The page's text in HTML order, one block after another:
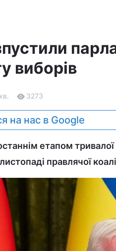
виборів
3273
на нас в Google
етапом тривалої
правлячої